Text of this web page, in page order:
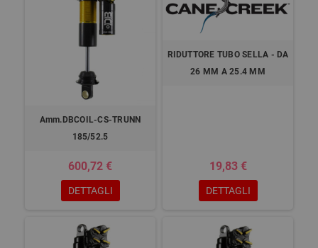
Amm.DBCOIL-CS-TRUNN
185/52.5
600,72 €
DETTAGLI
RIDUTTORE TUBO SELLA - DA
26 MM A 25.4 MM
19,83 €
DETTAGLI